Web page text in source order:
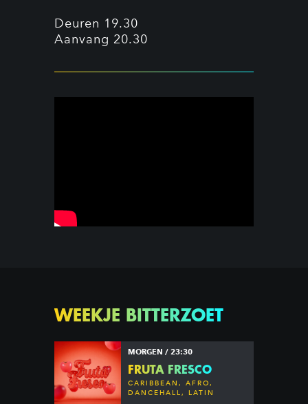
Deuren 19.30
Aanvang 20.30
WEEKJE BITTERZOET
MORGEN / 23:30
FRUTA FRESCO
CARIBBEAN, AFRO,
DANCEHALL, LATIN